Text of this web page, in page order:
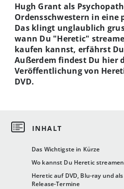
Das Wichtigste in Kürze
Wo kannst Du Heretic
Heretic auf DVD, Blu-ray und
Release-Termine
Hugh Grant als
Ordensschwestern in eine
Das klingt unglaublich
wann Du "Heretic"
kaufen kannst, erfährst
Außerdem findest Du hier
Veröffentlichung von
DVD.